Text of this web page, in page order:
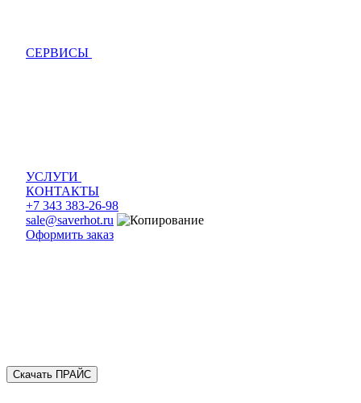
СЕРВИСЫ
УСЛУГИ
КОНТАКТЫ
+7 343 383-26-98
sale@saverhot.ru
Оформить заказ
Скачать ПРАЙС